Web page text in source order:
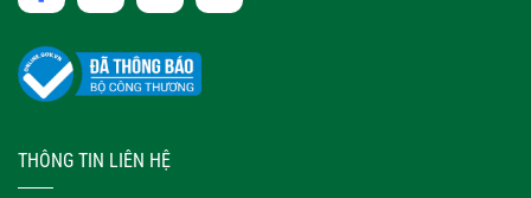
THÔNG TIN LIÊN HỆ